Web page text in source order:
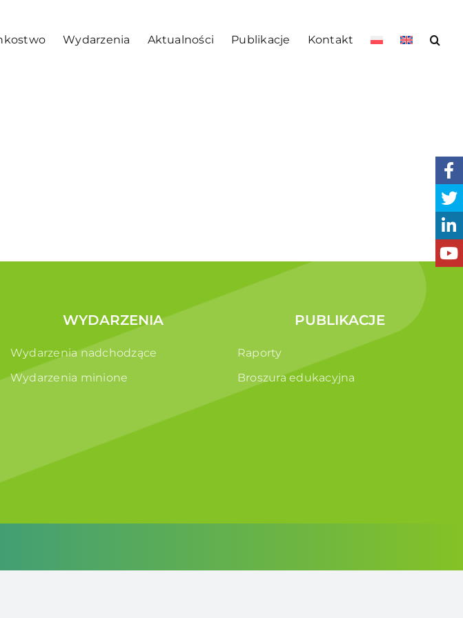
Wydarzenia Aktualności Publikacje Kontakt
WYDARZENIA
Wydarzenia nadchodzące
Wydarzenia minione
PUBLIKACJE
Raporty
Broszura edukacyjna